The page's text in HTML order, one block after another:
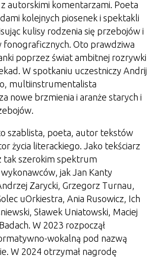
autorskimi komentarzami. Poeta
kolejnych piosenek i spektakli
kulisy rodzenia się przebojów i
fonograficznych. Oto prawdziwa
poprzez świat ambitnej rozrywki
W spotkaniu uczestniczy Andrij
multiinstrumentalista
nowe brzmienia i aranże starych i
to szablista, poeta, autor tekstów
życia literackiego. Jako tekściarz
tak szerokim spektrum
jak Jan Kanty
Zarycki, Grzegorz Turnau,
uOrkiestra, Ania Rusowicz, Ich
Sławek Uniatowski, Maciej
W 2023 rozpoczął
wokalną pod nazwą
W 2024 otrzymał nagrodę